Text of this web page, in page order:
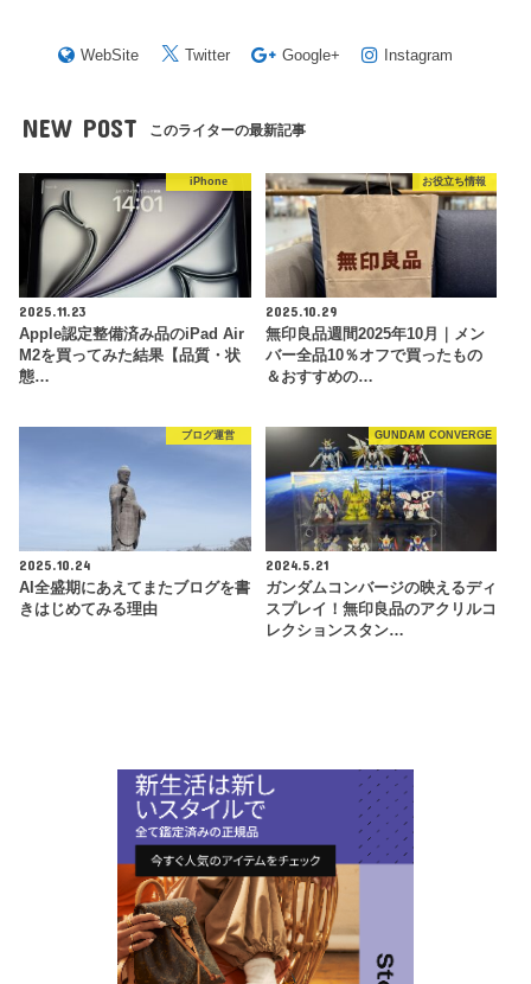
WebSite Twitter Google+ Instagram
NEW POST このライターの最新記事
iPhone
2025.11.23
Apple認定整備済み品のiPad Air
M2を買ってみた結果【品質・状
態…
お役立ち情報
2025.10.29
無印良品週間2025年10月｜メン
バー全品10％オフで買ったもの
＆おすすめの…
ブログ運営
2025.10.24
AI全盛期にあえてまたブログを書
きはじめてみる理由
GUNDAM CONVERGE
2024.5.21
ガンダムコンバージの映えるディ
スプレイ！無印良品のアクリルコ
レクションスタン…